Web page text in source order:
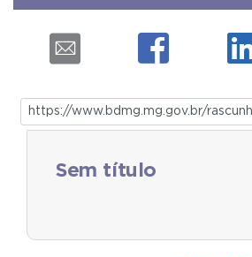
Sem título